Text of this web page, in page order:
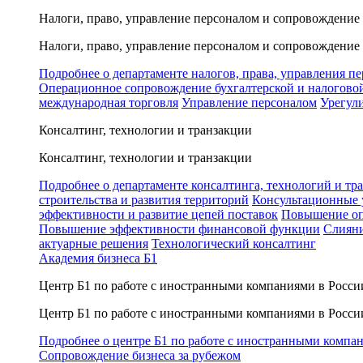
Налоги, право, управление персоналом и сопровождение
Налоги, право, управление персоналом и сопровождение
Подробнее о департаменте налогов, права, управления
Операционное сопровождение бухгалтерской и
международная торговля Управление персоналом
Консалтинг, технологии и транзакции
Консалтинг, технологии и транзакции
Подробнее о департаменте консалтинга, технологий и
строительства и развития территорий Консультационные
эффективности и развитие цепей поставок Повышение
Повышение эффективности финансовой функции
актуарные решения Технологический консалтинг
Академия бизнеса Б1
Центр Б1 по работе с иностранными компаниями в
Центр Б1 по работе с иностранными компаниями в
Подробнее о центре Б1 по работе с иностранными
Сопровождение бизнеса за рубежом